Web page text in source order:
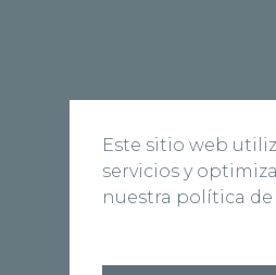
Este sitio web
servicios y
nuestra política